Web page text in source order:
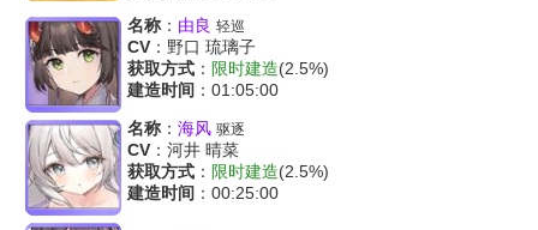
名称 ： 由良 轻巡
CV ：野口 琉璃子
获取方式 ： 限时建造(2.5%)
建造时间 ：01:05:00
名称 ： 海风 驱逐
CV ：河井 晴菜
获取方式 ： 限时建造(2.5%)
建造时间 ：00:25:00